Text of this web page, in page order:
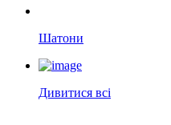
Шатони
Дивитися всі